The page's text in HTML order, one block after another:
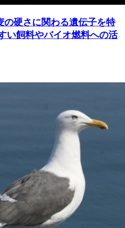
の硬さに関わる遺伝子を特
い飼料やバイオ燃料への活